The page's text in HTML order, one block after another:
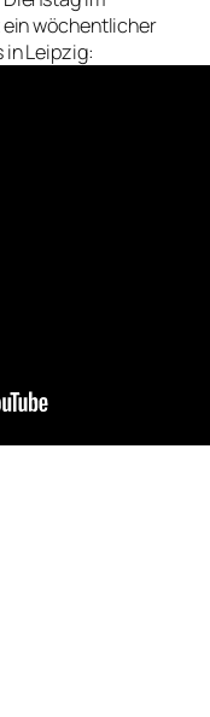
ein wöchentlicher
Leipzig: